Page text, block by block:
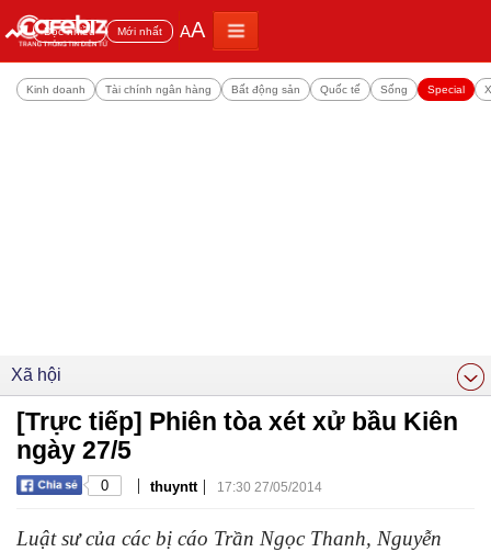
Đọc nhiều Mới nhất AA
Kinh doanh Tài chính ngân hàng Bất động sản Quốc tế Sống Special
Xã hội
[Trực tiếp] Phiên tòa xét xử bầu Kiên
ngày 27/5
0 | thuyntt | 17:30 27/05/2014
Luật sư của các bị cáo Trần Ngọc Thanh, Nguyễn